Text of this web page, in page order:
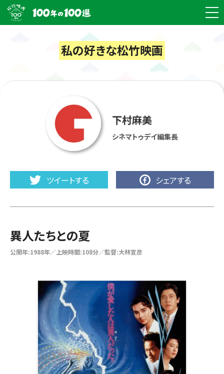
私の好きな松竹映画
下村麻美
シネマトゥデイ編集長
ツイートする シェアする
異人たちとの夏
公開年:1988年／上映時間:108分／監督:大林宣彦